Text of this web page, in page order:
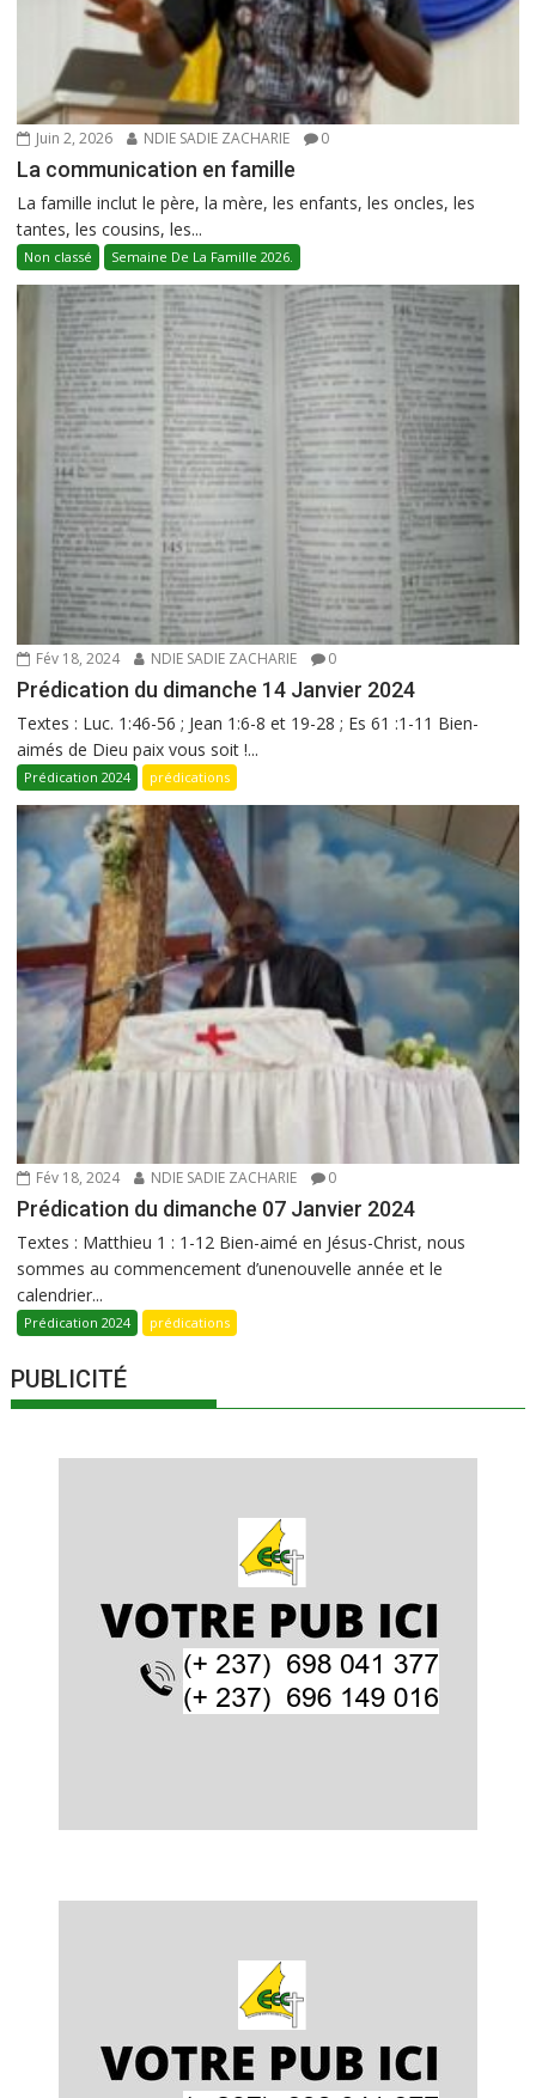
Juin 2, 2026 NDIE SADIE ZACHARIE 0
La communication en famille
La famille inclut le père, la mère, les enfants, les oncles, les
tantes, les cousins, les...
Non classé Semaine De La Famille 2026.
Fév 18, 2024 NDIE SADIE ZACHARIE 0
Prédication du dimanche 14 Janvier 2024
Textes : Luc. 1:46-56 ; Jean 1:6-8 et 19-28 ; Es 61 :1-11 Bien-
aimés de Dieu paix vous soit !...
Prédication 2024 prédications
Fév 18, 2024 NDIE SADIE ZACHARIE 0
Prédication du dimanche 07 Janvier 2024
Textes : Matthieu 1 : 1-12 Bien-aimé en Jésus-Christ, nous
sommes au commencement d’unenouvelle année et le
calendrier...
Prédication 2024 prédications
PUBLICITÉ